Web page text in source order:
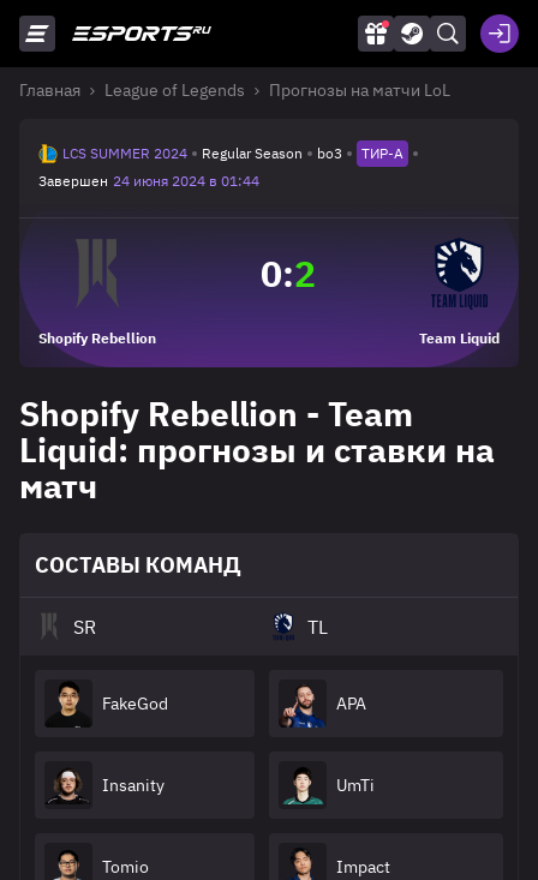
Главная League of Legends Прогнозы на матчи LoL
LCS SUMMER 2024 Regular Season bo3
ТИР-A
Завершен 24 июня 2024 в 01:44
Shopify Rebellion
0:2
Team Liquid
Shopify Rebellion - Team
Liquid: прогнозы и ставки на
матч
СОСТАВЫ КОМАНД
SR
FakeGod
Insanity
Tomio
TL
APA
UmTi
Impact